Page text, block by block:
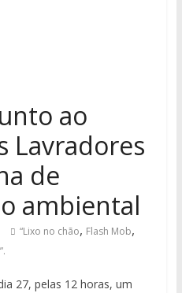
ao
Lavradores
de
ambiental
“Lixo no chão, Flash Mob,
27, pelas 12 horas, um